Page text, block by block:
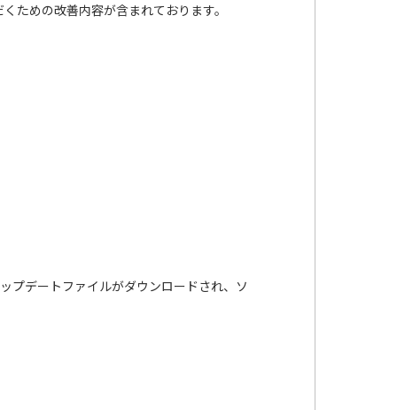
ための改善内容が含まれております。
プデートファイルがダウンロードされ、ソ